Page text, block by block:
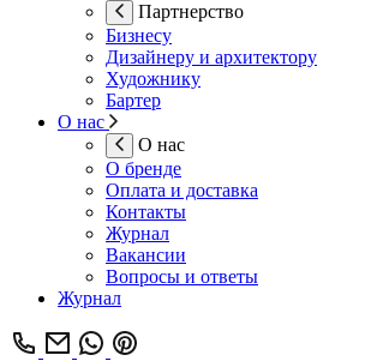
Партнерство
Бизнесу
Дизайнеру и архитектору
Художнику
Бартер
О нас
О нас
О бренде
Оплата и доставка
Контакты
Журнал
Вакансии
Вопросы и ответы
Журнал